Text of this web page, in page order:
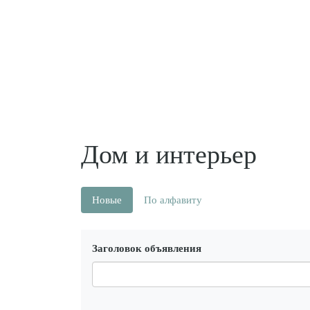
Дом и интерьер
Новые По алфавиту
Заголовок объявления